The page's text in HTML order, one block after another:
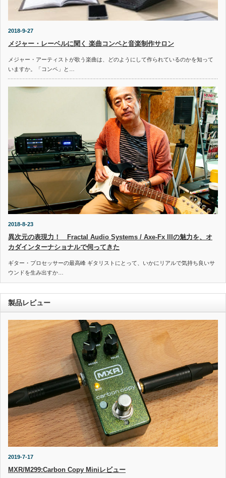
2018-9-27
メジャー・レーベルに聞く 楽曲コンペと音楽制作サロン
メジャー・アーティストが歌う楽曲は、どのようにして作られているのかを知って
いますか。「コンペ」と…
2018-8-23
異次元の表現力！ Fractal Audio Systems / Axe-Fx IIIの魅力を、オ
カダインターナショナルで伺ってきた
ギター・プロセッサーの最高峰 ギタリストにとって、いかにリアルで気持ち良いサ
ウンドを生み出すか…
製品レビュー
2019-7-17
MXR/M299:Carbon Copy Miniレビュー